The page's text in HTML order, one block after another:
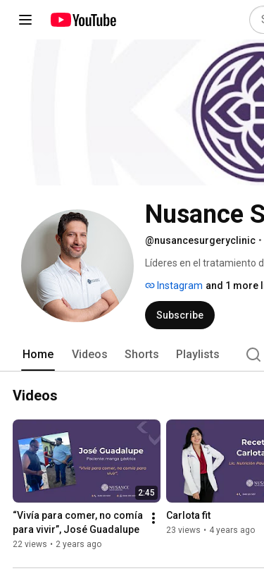
Nusance
@nusancesurgeryclinic •
Líderes en el tratamiento
Instagram and 1 more
Subscribe
Home Videos Shorts Playlists
Videos
2:45
“Vivía para comer, no comía
para vivir”, José Guadalupe
22 views • 2 years ago
Carlota fit
23 views • 4 years ago